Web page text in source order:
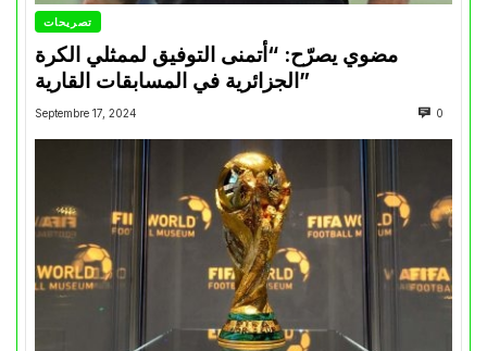
تصريحات
مضوي يصرّح: “أتمنى التوفيق لممثلي الكرة
الجزائرية في المسابقات القارية”
Septembre 17, 2024 0